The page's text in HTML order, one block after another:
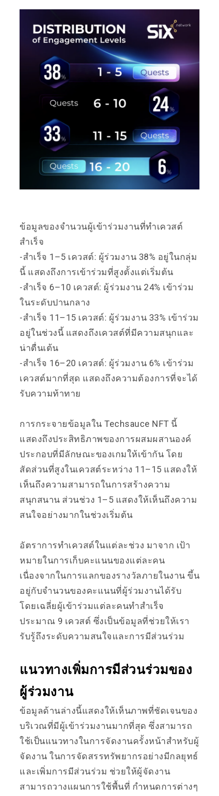
ข้อมูลของจำนวนผู้เข้าร่วมงานที่ทำเควสต์
สำเร็จ
-สำเร็จ 1–5 เควสต์: ผู้ร่วมงาน 38% อยู่ในกลุ่ม
นี้ แสดงถึงการเข้าร่วมที่สูงตั้งแต่เริ่มต้น
-สำเร็จ 6–10 เควสต์: ผู้ร่วมงาน 24% เข้าร่วม
ในระดับปานกลาง
-สำเร็จ 11–15 เควสต์: ผู้ร่วมงาน 33% เข้าร่วม
อยู่ในช่วงนี้ แสดงถึงเควสต์ที่มีความสนุกและ
น่าตื่นเต้น
-สำเร็จ 16–20 เควสต์: ผู้ร่วมงาน 6% เข้าร่วม
เควสต์มากที่สุด แสดงถึงความต้องการที่จะได้
รับความท้าทาย
การกระจายข้อมูลใน Techsauce NFT นี้
แสดงถึงประสิทธิภาพของการผสมผสานองค์
ประกอบที่มีลักษณะของเกมให้เข้ากัน โดย
สัดส่วนที่สูงในเควสต์ระหว่าง 11–15 แสดงให้
เห็นถึงความสามารถในการสร้างความ
สนุกสนาน ส่วนช่วง 1–5 แสดงให้เห็นถึงความ
สนใจอย่างมากในช่วงเริ่มต้น
อัตราการทำเควสต์ในแต่ละช่วง มาจาก เป้า
หมายในการเก็บคะแนนของแต่ละคน
เนื่องจากในการแลกของรางวัลภายในงาน ขึ้น
อยู่กับจำนวนของคะแนนที่ผู้ร่วมงานได้รับ
โดยเฉลี่ยผู้เข้าร่วมแต่ละคนทำสำเร็จ
ประมาณ 9 เควสต์ ซึ่งเป็นข้อมูลที่ช่วยให้เรา
รับรู้ถึงระดับความสนใจและการมีส่วนร่วม
แนวทางเพิ่มการมีส่วนร่วมของ
ผู้ร่วมงาน
ข้อมูลด้านล่างนี้แสดงให้เห็นภาพที่ชัดเจนของ
บริเวณที่มีผู้เข้าร่วมงานมากที่สุด ซึ่งสามารถ
ใช้เป็นแนวทางในการจัดงานครั้งหน้าสำหรับผู้
จัดงาน ในการจัดสรรทรัพยากรอย่างมีกลยุทธ์
และเพิ่มการมีส่วนร่วม ช่วยให้ผู้จัดงาน
สามารถวางแผนการใช้พื้นที่ กำหนดการต่างๆ